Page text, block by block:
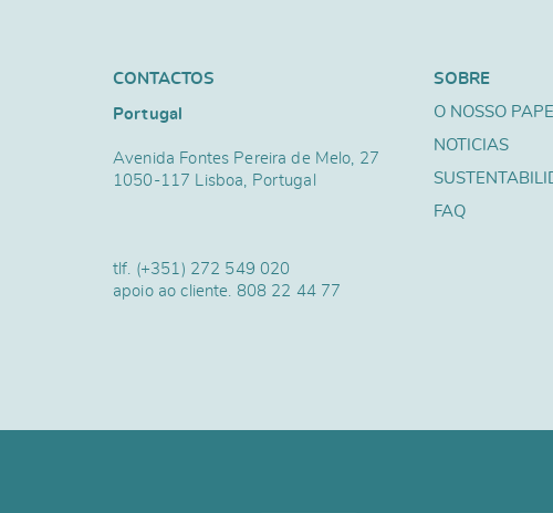
CONTACTOS
Portugal
Avenida Fontes Pereira de Melo, 27
1050-117 Lisboa, Portugal
tlf. (+351) 272 549 020
apoio ao cliente. 808 22 44 77
SOBRE
O NOSSO
NOTICIAS
FAQ